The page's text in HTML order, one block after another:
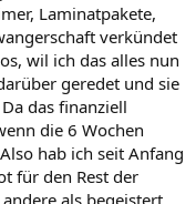
Laminatpakete,
verkündet
wil ich das alles nun
geredet und sie
das finanziell
die 6 Wochen
hab ich seit Anfang
für den Rest der
als begeistert